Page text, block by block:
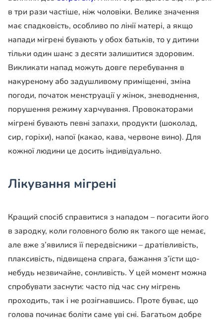
в три рази частіше, ніж чоловіки. Велике значення
має спадковість, особливо по лінії матері, а якщо
напади мігрені бувають у обох батьків, то у дитини
тільки один шанс з десяти залишитися здоровим.
Викликати напад можуть довге перебування в
накуреному або задушливому приміщенні, зміна
погоди, початок менструації у жінок, зневоднення,
порушення режиму харчування. Провокаторами
мігрені бувають певні запахи, продукти (шоколад,
сир, горіхи), напої (какао, кава, червоне вино). Для
кожної людини це досить індивідуально.
Лікування мігрені
Кращий спосіб справитися з нападом – погасити його
в зародку, коли головного болю як такого ще немає,
але вже з’явилися її передвісники – дратівливість,
плаксивість, підвищена спрага, бажання з’їсти що-
небудь незвичайне, сонливість. У цей момент можна
спробувати заснути: часто під час сну мігрень
проходить, так і не розігнавшись. Проте буває, що
голова починає боліти саме уві сні. Багатьом добре